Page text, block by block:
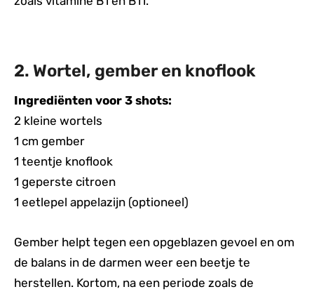
2. Wortel, gember en knoflook
Ingrediënten voor 3 shots:
2 kleine wortels
1 cm gember
1 teentje knoflook
1 geperste citroen
1 eetlepel appelazijn (optioneel)
Gember helpt tegen een opgeblazen gevoel en om
de balans in de darmen weer een beetje te
herstellen. Kortom, na een periode zoals de